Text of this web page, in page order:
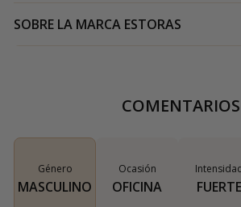
SOBRE LA MARCA ESTORAS
COMENTARIOS
Género
MASCULINO
Ocasión
OFICINA FUERTE